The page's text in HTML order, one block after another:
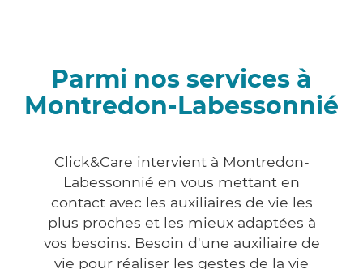
Parmi nos services à
Montredon-Labessonnié
Click&Care intervient à Montredon-
Labessonnié en vous mettant en
contact avec les auxiliaires de vie les
plus proches et les mieux adaptées à
vos besoins. Besoin d'une auxiliaire de
vie pour réaliser les gestes de la vie